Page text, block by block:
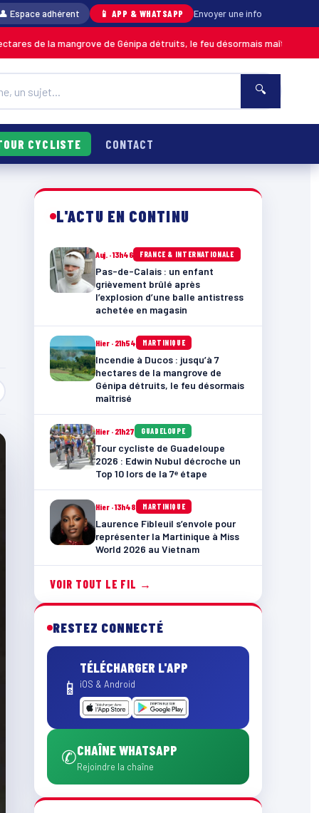
👤 Espace adhérent 📱 APP & WHATSAPP Envoyer une info
mangrove de Génipa détruits, le feu désormais maîtrisé GUADELOUPE
🔍
CYCLISTE CONTACT
L'ACTU EN CONTINU
Auj. · 13h46 FRANCE & INTERNATIONALE
Pas-de-Calais : un enfant
grièvement brûlé après
l’explosion d’une balle antistress
achetée en magasin
Hier · 21h54 MARTINIQUE
Incendie à Ducos : jusqu’à 7
hectares de la mangrove de
Génipa détruits, le feu désormais
maîtrisé
Hier · 21h27 GUADELOUPE
Tour cycliste de Guadeloupe
2026 : Edwin Nubul décroche un
Top 10 lors de la 7ᵉ étape
Hier · 13h48 MARTINIQUE
Laurence Fibleuil s’envole pour
représenter la Martinique à Miss
World 2026 au Vietnam
VOIR TOUT LE FIL →
RESTEZ CONNECTÉ
📱
TÉLÉCHARGER L'APP
iOS & Android
✆CHAÎNE WHATSAPP
Rejoindre la chaîne